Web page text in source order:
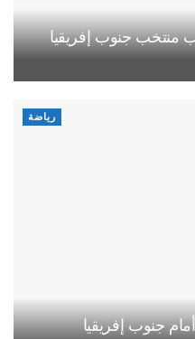
منتخب جنوب إفريقيا
رياضة
جنوب إفريقيا